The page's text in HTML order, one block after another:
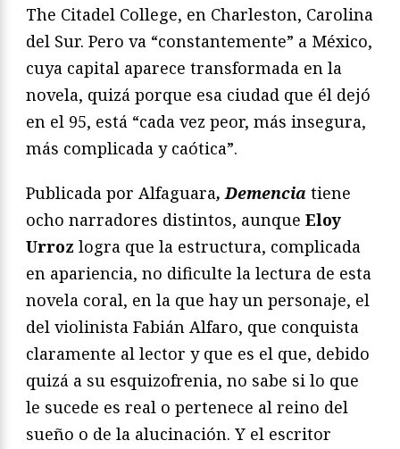
The Citadel College, en Charleston, Carolina
del Sur. Pero va “constantemente” a México,
cuya capital aparece transformada en la
novela, quizá porque esa ciudad que él dejó
en el 95, está “cada vez peor, más insegura,
más complicada y caótica”.
Publicada por Alfaguara, Demencia tiene
ocho narradores distintos, aunque Eloy
Urroz logra que la estructura, complicada
en apariencia, no dificulte la lectura de esta
novela coral, en la que hay un personaje, el
del violinista Fabián Alfaro, que conquista
claramente al lector y que es el que, debido
quizá a su esquizofrenia, no sabe si lo que
le sucede es real o pertenece al reino del
sueño o de la alucinación. Y el escritor